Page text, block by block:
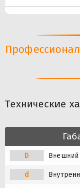
Технические
D Внешний
d